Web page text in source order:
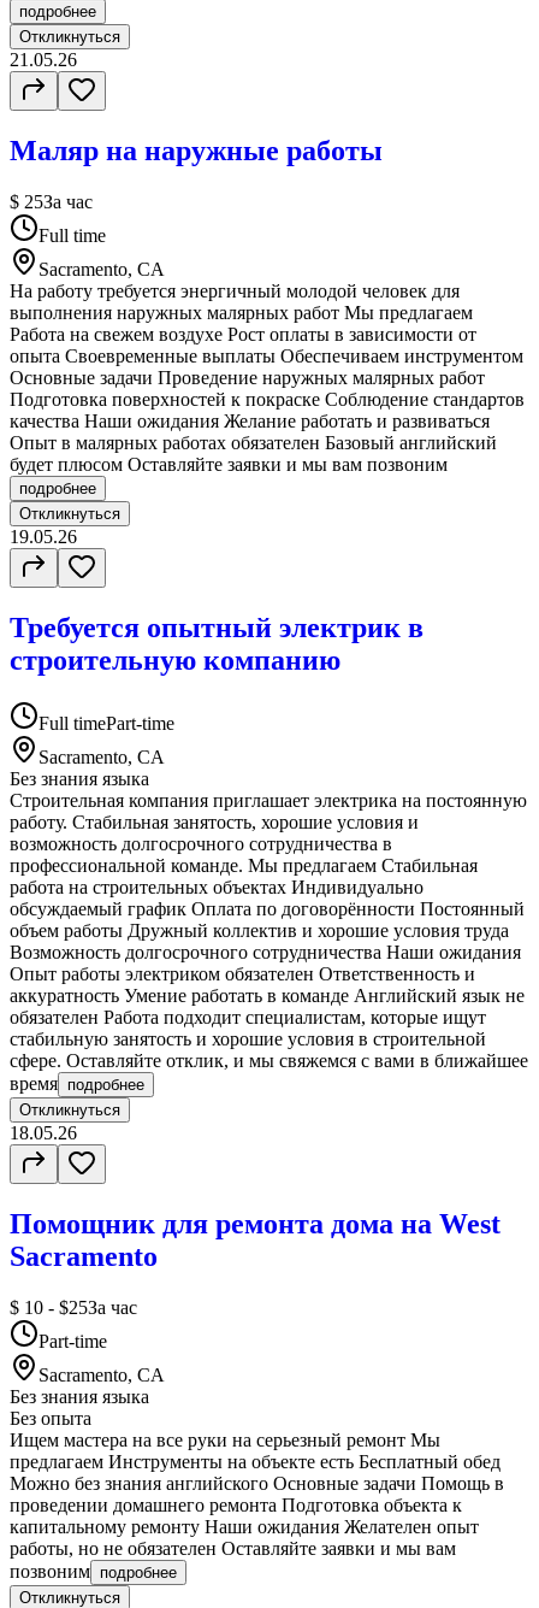
подробнее
Откликнуться
21.05.26
Маляр на наружные работы
$ 25За час
Full time
Sacramento, CA
На работу требуется энергичный молодой человек для
выполнения наружных малярных работ Мы предлагаем
Работа на свежем воздухе Рост оплаты в зависимости от
опыта Своевременные выплаты Обеспечиваем инструментом
Основные задачи Проведение наружных малярных работ
Подготовка поверхностей к покраске Соблюдение стандартов
качества Наши ожидания Желание работать и развиваться
Опыт в малярных работах обязателен Базовый английский
будет плюсом Оставляйте заявки и мы вам позвоним
подробнее
Откликнуться
19.05.26
Требуется опытный электрик в
строительную компанию
Full timePart-time
Sacramento, CA
Без знания языка
Строительная компания приглашает электрика на постоянную
работу. Стабильная занятость, хорошие условия и
возможность долгосрочного сотрудничества в
профессиональной команде. Мы предлагаем Стабильная
работа на строительных объектах Индивидуально
обсуждаемый график Оплата по договорённости Постоянный
объем работы Дружный коллектив и хорошие условия труда
Возможность долгосрочного сотрудничества Наши ожидания
Опыт работы электриком обязателен Ответственность и
аккуратность Умение работать в команде Английский язык не
обязателен Работа подходит специалистам, которые ищут
стабильную занятость и хорошие условия в строительной
сфере. Оставляйте отклик, и мы свяжемся с вами в ближайшее
время подробнее
Откликнуться
18.05.26
Помощник для ремонта дома на West
Sacramento
$ 10 - $25За час
Part-time
Sacramento, CA
Без знания языка
Без опыта
Ищем мастера на все руки на серьезный ремонт Мы
предлагаем Инструменты на объекте есть Бесплатный обед
Можно без знания английского Основные задачи Помощь в
проведении домашнего ремонта Подготовка объекта к
капитальному ремонту Наши ожидания Желателен опыт
работы, но не обязателен Оставляйте заявки и мы вам
позвоним подробнее
Откликнуться